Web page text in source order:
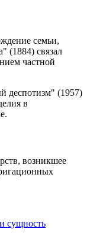
семьи,
(1884) связал
частной
деспотизм" (1957)
в
возникшее
сущность